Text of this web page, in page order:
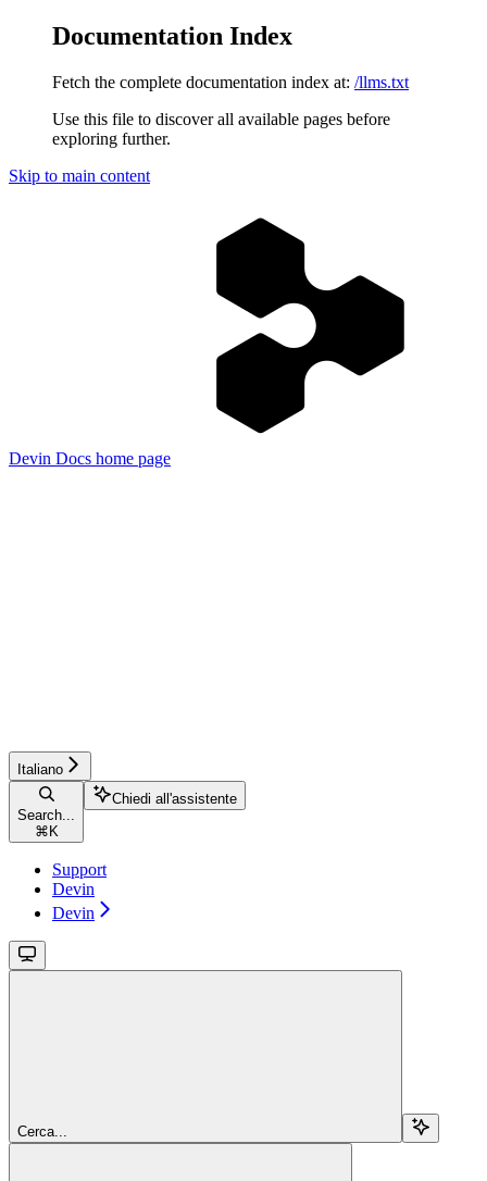
Documentation Index
Fetch the complete documentation index at: /llms.txt
Use this file to discover all available pages before
exploring further.
Skip to main content
Devin Docs home page
Italiano
Search...
⌘ K
Chiedi all'assistente
Support
Devin
Devin
Cerca...